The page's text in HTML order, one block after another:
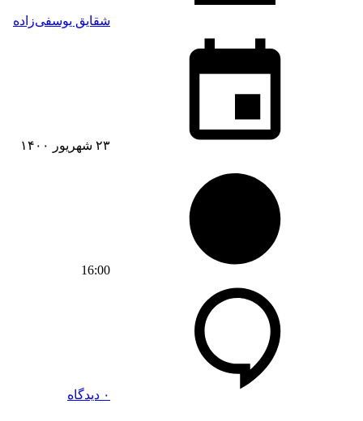
شقایق یوسفی‌زاده
۲۳ شهریور ۱۴۰۰
16:00
۰ دیدگاه